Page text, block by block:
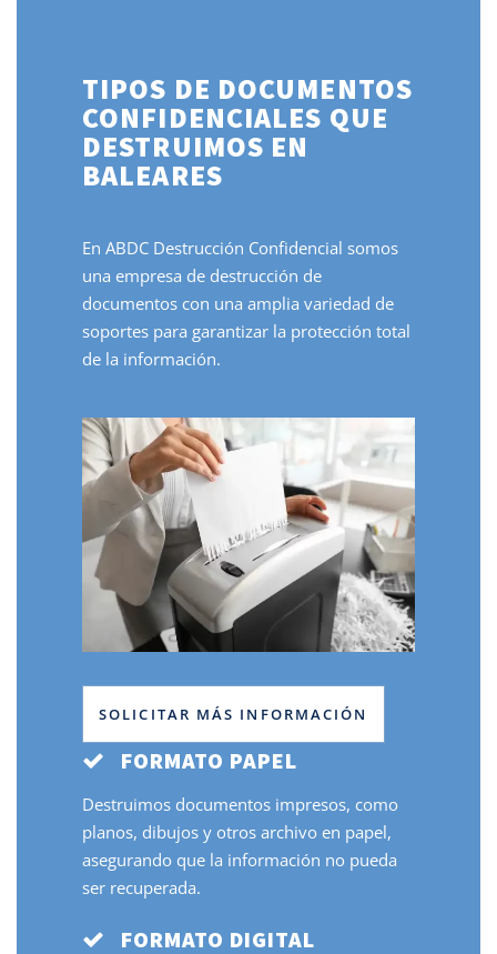
TIPOS DE DOCUMENTOS
CONFIDENCIALES QUE
DESTRUIMOS EN
BALEARES
En ABDC Destrucción Confidencial somos
una empresa de destrucción de
documentos con una amplia variedad de
soportes para garantizar la protección total
de la información.
SOLICITAR MÁS INFORMACIÓN
FORMATO PAPEL
Destruimos documentos impresos, como
planos, dibujos y otros archivo en papel,
asegurando que la información no pueda
ser recuperada.
FORMATO DIGITAL